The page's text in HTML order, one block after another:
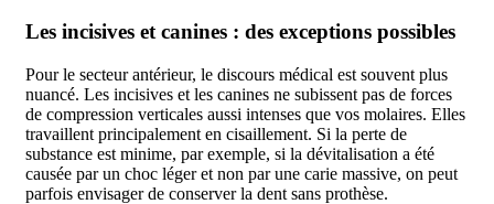
Les incisives et canines : des exceptions possibles
Pour le secteur antérieur, le discours médical est souvent plus
nuancé. Les incisives et les canines ne subissent pas de forces
de compression verticales aussi intenses que vos molaires. Elles
travaillent principalement en cisaillement. Si la perte de
substance est minime, par exemple, si la dévitalisation a été
causée par un choc léger et non par une carie massive, on peut
parfois envisager de conserver la dent sans prothèse.